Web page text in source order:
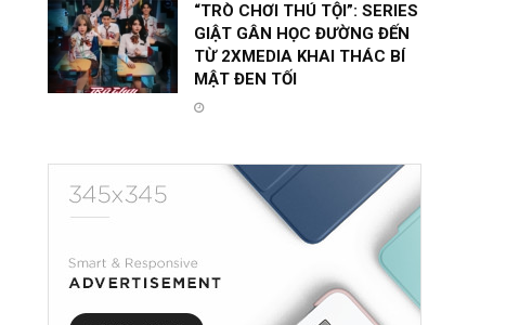
“TRÒ CHƠI THÚ TỘI”: SERIES
GIẬT GÂN HỌC ĐƯỜNG ĐẾN
TỪ 2XMEDIA KHAI THÁC BÍ
MẬT ĐEN TỐI